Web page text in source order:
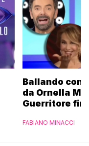
Ballando con
da Ornella
Guerritore
l’esclusiva di
FABIANO MINACCI